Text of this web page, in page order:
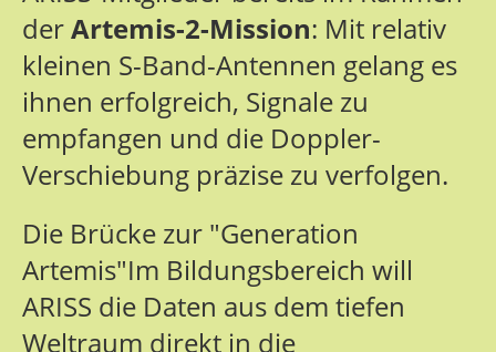
derArtemis-2-Mission: Mit relativ
kleinen S-Band-Antennen gelang es
ihnen erfolgreich, Signale zu
empfangen und die Doppler-
Verschiebung präzise zu verfolgen.
Die Brücke zur "Generation
Artemis"Im Bildungsbereich will
ARISS die Daten aus dem tiefen
Weltraum direkt in die